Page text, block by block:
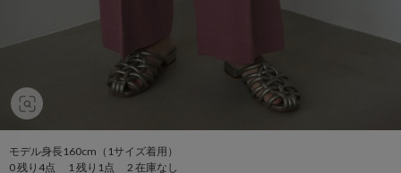
モデル身長160cm（1サイズ着用）
0 残り4点 1 残り1点 2 在庫なし